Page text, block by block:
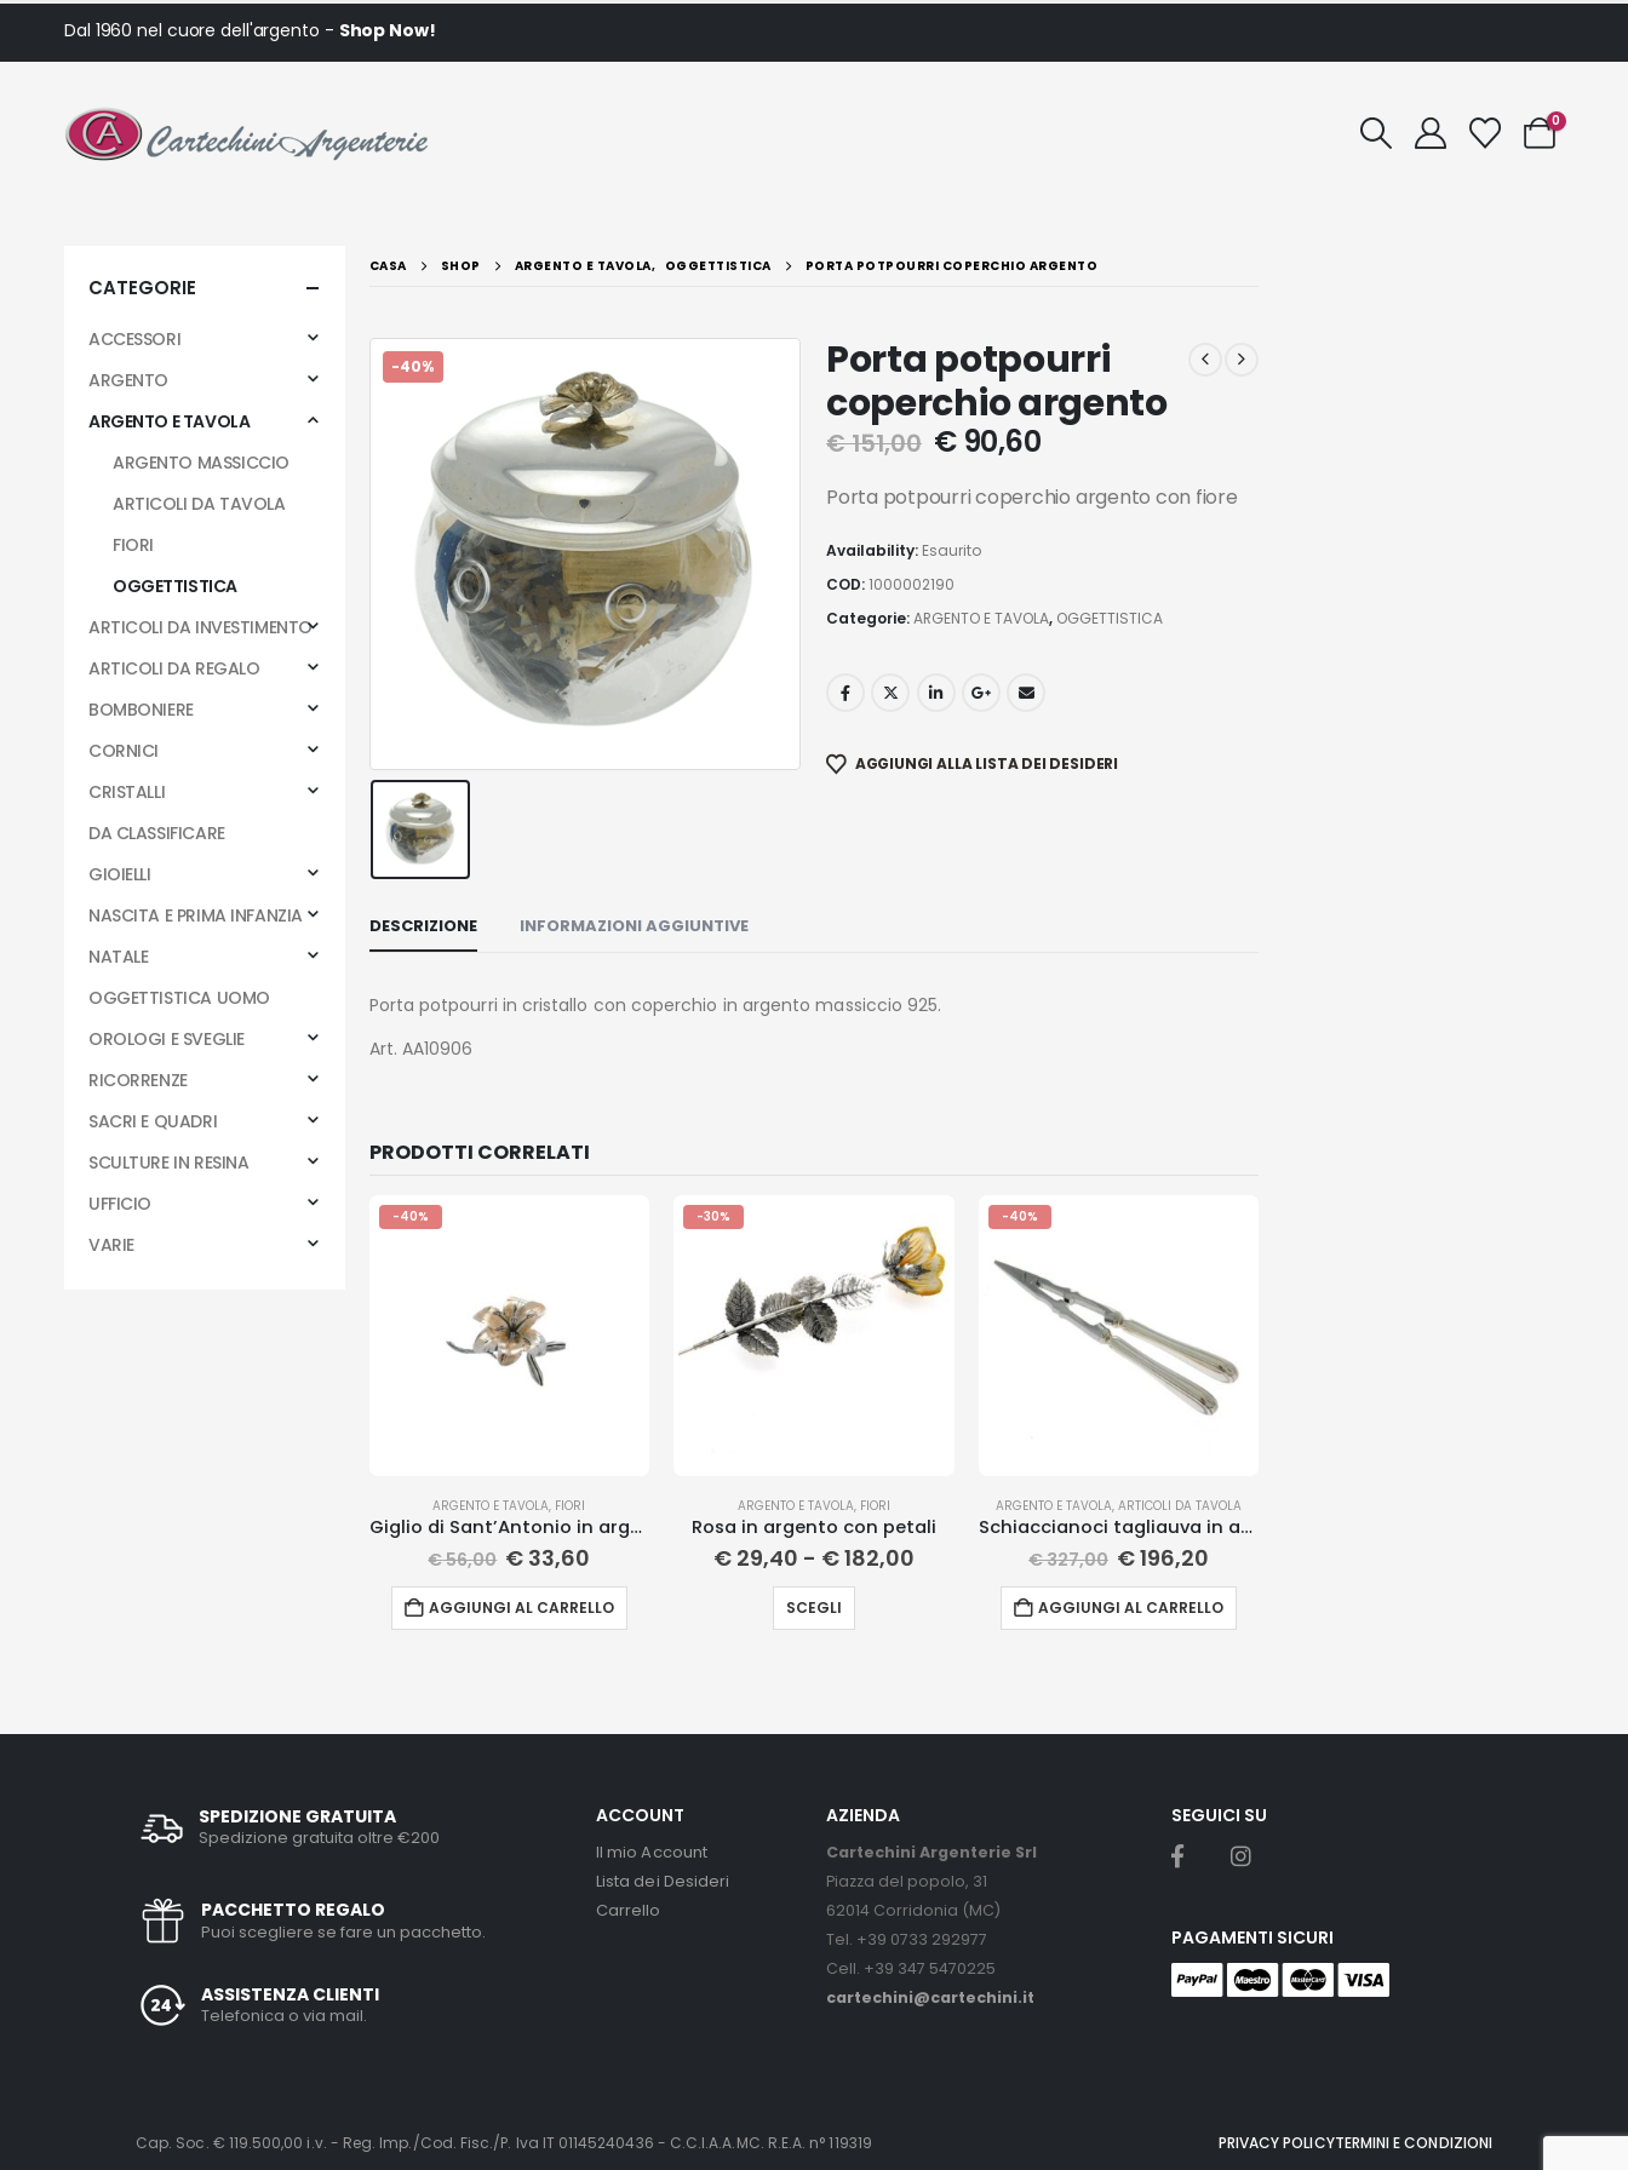
Dal 1960 nel cuore dell'argento - Shop Now!
0
CASA SHOP ARGENTO E TAVOLA, OGGETTISTICA PORTA POTPOURRI COPERCHIO ARGENTO
-40%
Porta potpourri
coperchio argento
€151,00 €90,60
Porta potpourri coperchio argento con fiore
Availability: Esaurito
COD:1000002190
Categorie:ARGENTO E TAVOLA, OGGETTISTICA
AGGIUNGI ALLA LISTA DEI DESIDERI
DESCRIZIONE INFORMAZIONI AGGIUNTIVE
Porta potpourri in cristallo con coperchio in argento massiccio 925.
Art. AA10906
PRODOTTI CORRELATI
-40%
ARGENTO E TAVOLA, FIORI
Giglio di Sant’Antonio in argento
€56,00 € 33,60
AGGIUNGI AL CARRELLO
-30%
ARGENTO E TAVOLA, FIORI
Rosa in argento con petali
€29,40 - €182,00
SCEGLI
-40%
ARGENTO E TAVOLA,ARTICOLI DA TAVOLA
Schiaccianoci tagliauva in argento
€327,00 €196,20
AGGIUNGI AL CARRELLO
CATEGORIE
ACCESSORI
ARGENTO
ARGENTO E TAVOLA
ARGENTO MASSICCIO
ARTICOLI DA TAVOLA
FIORI
OGGETTISTICA
ARTICOLI DA INVESTIMENTO
ARTICOLI DA REGALO
BOMBONIERE
CORNICI
CRISTALLI
DA CLASSIFICARE
GIOIELLI
NASCITA E PRIMA INFANZIA
NATALE
OGGETTISTICA UOMO
OROLOGI E SVEGLIE
RICORRENZE
SACRI E QUADRI
SCULTURE IN RESINA
UFFICIO
VARIE
SPEDIZIONE GRATUITA
Spedizione gratuita oltre €200
PACCHETTO REGALO
Puoi scegliere se fare un pacchetto.
ASSISTENZA CLIENTI
Telefonica o via mail.
ACCOUNT
Il mio Account
Lista dei Desideri
Carrello
AZIENDA
Cartechini Argenterie Srl
Piazza del popolo, 31
62014 Corridonia (MC)
Tel. +39 0733 292977
Cell. +39 347 5470225
cartechini@cartechini.it
SEGUICI SU
PAGAMENTI SICURI
Cap. Soc. € 119.500,00 i.v. - Reg. Imp./Cod. Fisc./P. Iva IT 01145240436 - C.C.I.A.A.MC. R.E.A. n° 119319 PRIVACY POLICYTERMINI E CONDIZIONI